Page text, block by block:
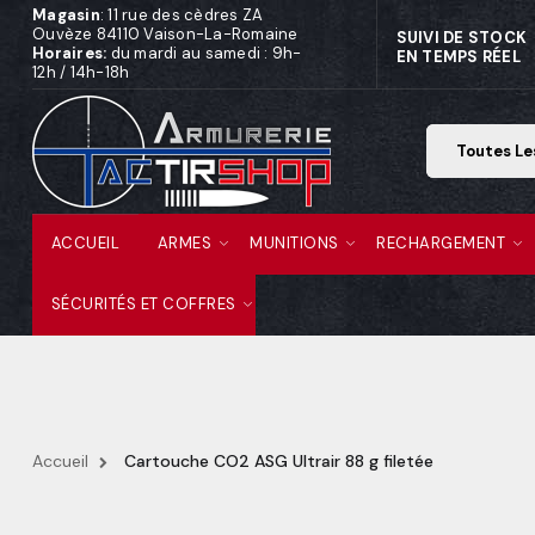
Magasin: 11 rue des cèdres ZA
Ouvèze 84110 Vaison-La-Romaine
Horaires: du mardi au samedi : 9h-
12h / 14h-18h
SUIVI DE STOCK
EN TEMPS RÉEL
ACCUEIL ARMES MUNITIONS RECHARGEMENT
SÉCURITÉS ET COFFRES
Accueil Cartouche CO2 ASG Ultrair 88 g filetée